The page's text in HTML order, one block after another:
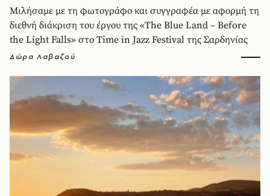
Μιλήσαμε με τη φωτογράφο και συγγραφέα με αφορμή τη
διεθνή διάκριση του έργου της «The Blue Land – Before
the Light Falls» στο Time in Jazz Festival της Σαρδηνίας
Δώρα Λαβαζού